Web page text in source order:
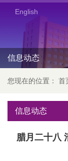
English
信息动态
您现在的位置： 首
信息动态
腊月二十八